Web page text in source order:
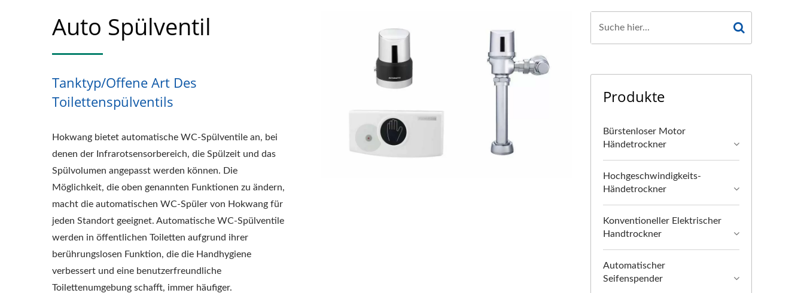
Auto Spülventil
Tanktyp/Offene Art Des
Toilettenspülventils
Hokwang bietet automatische WC-Spülventile an, bei
denen der Infrarotsensorbereich, die Spülzeit und das
Spülvolumen angepasst werden können. Die
Möglichkeit, die oben genannten Funktionen zu ändern,
macht die automatischen WC-Spüler von Hokwang für
jeden Standort geeignet. Automatische WC-Spülventile
werden in öffentlichen Toiletten aufgrund ihrer
berührungslosen Funktion, die die Handhygiene
verbessert und eine benutzerfreundliche
Toilettenumgebung schafft, immer häufiger.
Produkte
Bürstenloser Motor
Händetrockner
Hochgeschwindigkeits-
Händetrockner
Konventioneller Elektrischer
Handtrockner
Automatischer
Seifenspender